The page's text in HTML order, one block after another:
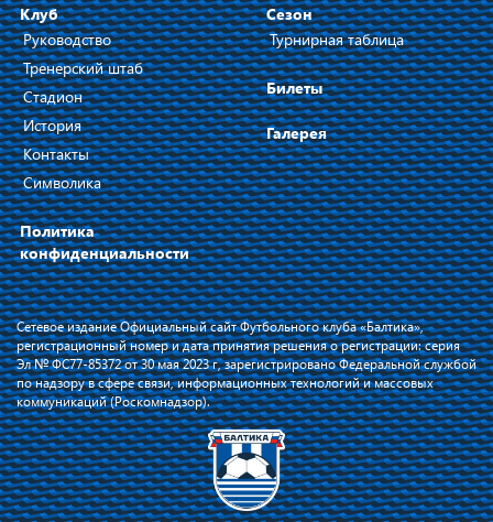
Клуб
Руководство
Тренерский штаб
Стадион
История
Контакты
Символика
Политика
конфиденциальности
Сезон
Турнирная таблица
Билеты
Галерея
Сетевое издание Официальный сайт Футбольного клуба «Балтика»,
регистрационный номер и дата принятия решения о регистрации: серия
Эл № ФС77-85372 от 30 мая 2023 г, зарегистрировано Федеральной службой
по надзору в сфере связи, информационных технологий и массовых
коммуникаций (Роскомнадзор).